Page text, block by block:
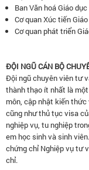
Ban Văn hoá Giáo
Cơ quan Xúc tiến
Cơ quan phát triển
ĐỘI NGŨ CÁN BỘ
Đội ngũ chuyên viên tư
thành thạo ít nhất là
môn, cập nhật kiến
cũng như thủ tục visa
nghiệp vụ, tu nghiệp
em học sinh và sinh
chứng chỉ Nghiệp vụ tư
chỉ.